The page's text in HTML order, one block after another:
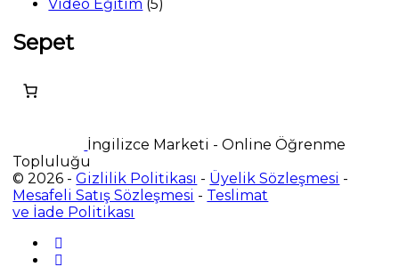
Video Eğitim 5
Sepet
İngilizce Marketi - Online Öğrenme
Topluluğu
© 2026 -Gizlilik Politikası - Üyelik Sözleşmesi -
Mesafeli Satış Sözleşmesi - Teslimat
ve İade Politikası